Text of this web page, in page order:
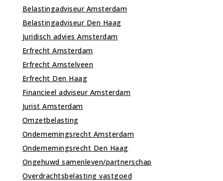
Belastingadviseur Amsterdam
Belastingadviseur Den Haag
Juridisch advies Amsterdam
Erfrecht Amsterdam
Erfrecht Amstelveen
Erfrecht Den Haag
Financieel adviseur Amsterdam
Jurist Amsterdam
Omzetbelasting
Ondernemingsrecht Amsterdam
Ondernemingsrecht Den Haag
Ongehuwd samenleven/partnerschap
Overdrachtsbelasting vastgoed